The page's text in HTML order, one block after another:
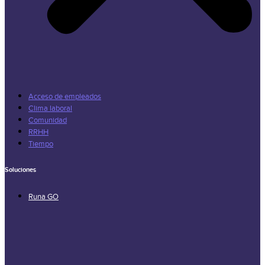
Acceso de empleados
Clima laboral
Comunidad
RRHH
Tiempo
Soluciones
Runa GO